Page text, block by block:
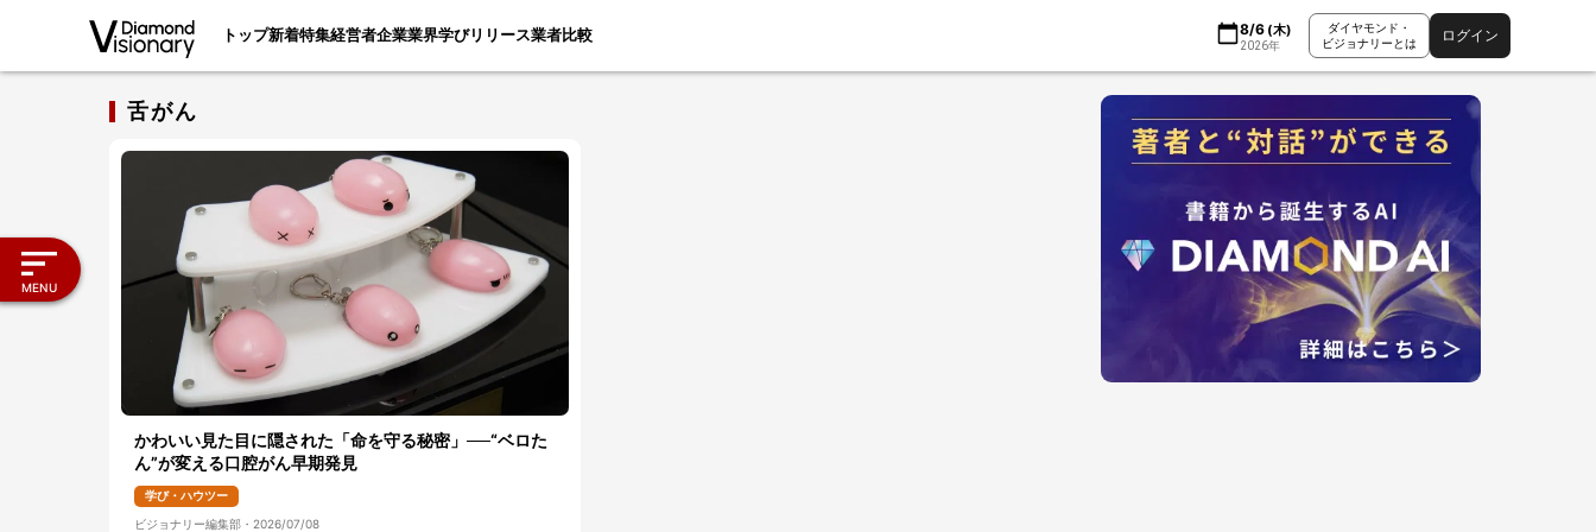
トップ新着特集経営者企業業界学びリリース業者比較 8/6 (木)
2026年
ダイヤモンド・
ビジョナリーとは
ログイン
MENU
舌がん
かわいい見た目に隠された「命を守る秘密」──“ベロた
ん”が変える口腔がん早期発見
学び・ハウツー
ビジョナリー編集部 ・ 2026/07/08